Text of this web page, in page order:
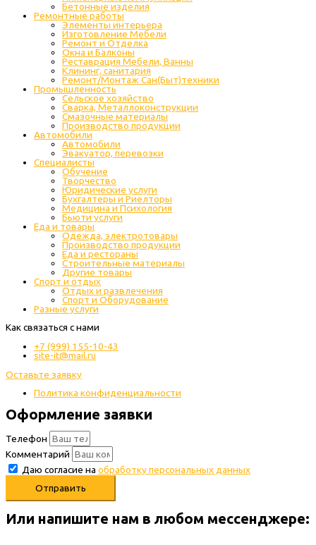
Бетонные изделия
Ремонтные работы
Элементы интерьера
Изготовление Мебели
Ремонт и Отделка
Окна и Балконы
Реставрация Мебели, Ванны
Клининг, санитария
Ремонт/Монтаж Сан(Быт)техники
Промышленность
Cельское хозяйство
Сварка, Металлоконструкции
Cмазочные материалы
Производство продукции
Автомобили
Автомобили
Эвакуатор, перевозки
Специалисты
Обучение
Творчество
Юридические услуги
Бухгалтеры и Риелторы
Медицина и Психология
Бьюти услуги
Еда и товары
Одежда, электротовары
Производство продукции
Еда и рестораны
Строительные материалы
Другие товары
Спорт и отдых
Отдых и развлечения
Спорт и Оборудование
Разные услуги
Как связаться с нами
+7 (999) 155-10-43
site-it@mail.ru
Оставьте заявку
Политика конфиденциальности
Оформление заявки
Телефон
Комментарий
Даю согласие на обработку персональных данных
Отправить
Или напишите нам в любом месcенджере: